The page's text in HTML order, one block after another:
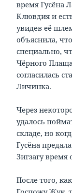
время Гусёна
Клювдия и
увидев её
объяснила,
специально,
Чёрного
согласилась
Личинка.
Через
удалось
складе, но
Гусёна
Зигзагу время
После того,